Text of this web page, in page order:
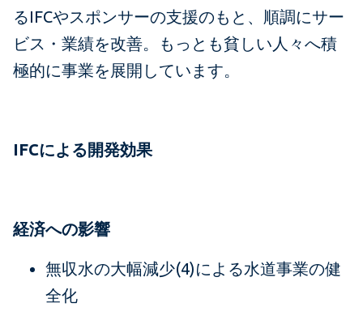
るIFCやスポンサーの支援のもと、順調にサー
ビス・業績を改善。もっとも貧しい人々へ積
極的に事業を展開しています。
IFCによる開発効果
経済への影響
無収水の大幅減少(4)による水道事業の健
全化